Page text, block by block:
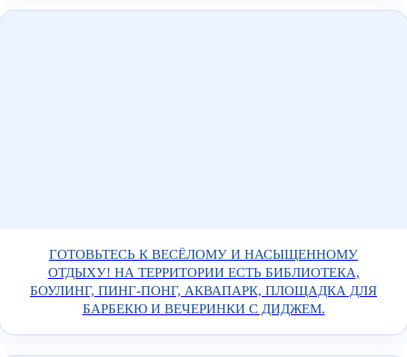
ГОТОВЬТЕСЬ К ВЕСЁЛОМУ И НАСЫЩЕННОМУ
ОТДЫХУ! НА ТЕРРИТОРИИ ЕСТЬ БИБЛИОТЕКА,
БОУЛИНГ, ПИНГ-ПОНГ, АКВАПАРК, ПЛОЩАДКА ДЛЯ
БАРБЕКЮ И ВЕЧЕРИНКИ С ДИДЖЕМ.